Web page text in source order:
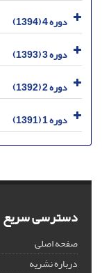
دوره 4 (1394)
دوره 3 (1393)
دوره 2 (1392)
دوره 1 (1391)
دسترسی سریع
صفحه اصلی
درباره نشریه